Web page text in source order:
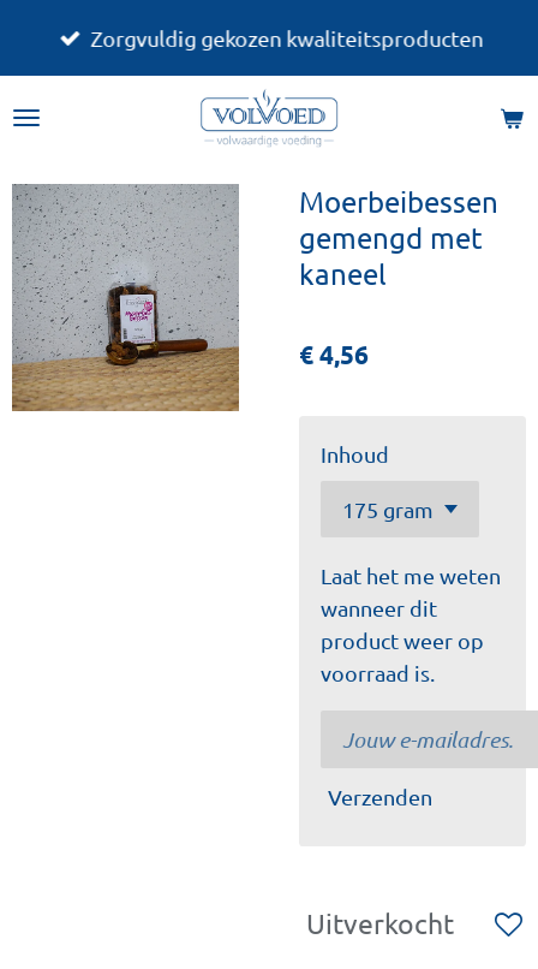
de
Zorgvuldig gekozen kwaliteitsproducten
Moerbeibessen
gemengd met
kaneel
€ 4,56
Inhoud
Laat het me weten
wanneer dit
product weer op
voorraad is.
Verzenden
Uitverkocht